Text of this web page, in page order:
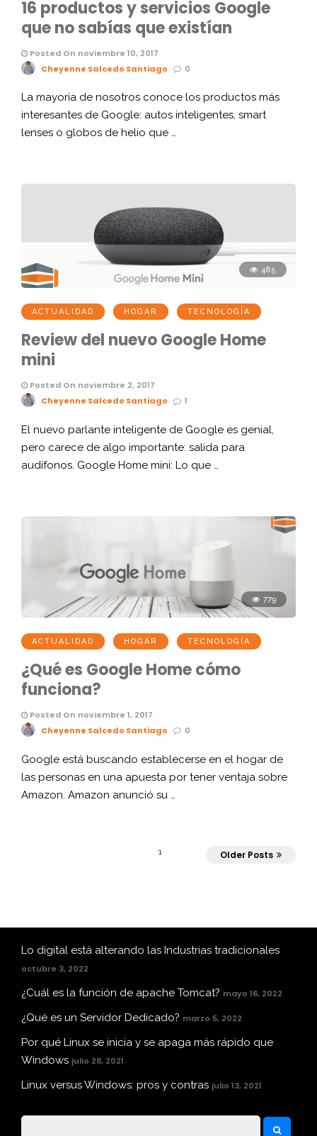
16 productos y servicios Google
que no sabías que existían
Posted On noviembre 10, 2017
Cheyenne Salcedo Santiago
0
La mayoría de nosotros conoce los productos más
interesantes de Google: autos inteligentes, smart
lenses o globos de helio que …
485
ACTUALIDAD HOGAR TECNOLOGÍA
Review del nuevo Google Home
mini
Posted On noviembre 2, 2017
Cheyenne Salcedo Santiago
1
El nuevo parlante inteligente de Google es genial,
pero carece de algo importante: salida para
audífonos. Google Home mini: Lo que …
779
ACTUALIDAD HOGAR TECNOLOGÍA
¿Qué es Google Home cómo
funciona?
Posted On noviembre 1, 2017
Cheyenne Salcedo Santiago
0
Google está buscando establecerse en el hogar de
las personas en una apuesta por tener ventaja sobre
Amazon. Amazon anunció su …
1 Older Posts
Lo digital está alterando las Industrias tradicionales
octubre 3, 2022
¿Cuál es la función de apache Tomcat? mayo 16, 2022
¿Qué es un Servidor Dedicado? marzo 5, 2022
Por qué Linux se inicia y se apaga más rápido que
Windows julio 28, 2021
Linux versus Windows: pros y contras julio 13, 2021